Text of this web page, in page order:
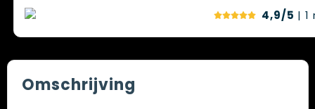
4,9/5 | 1
Omschrijving